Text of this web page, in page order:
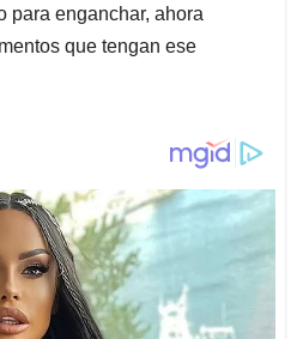
para enganchar, ahora
que tengan ese